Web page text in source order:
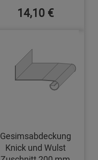
14,10 €
Gesimsabdeckung
Knick und Wulst